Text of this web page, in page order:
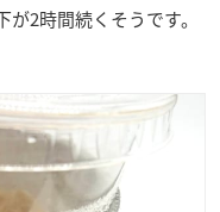
2時間続くそうです。